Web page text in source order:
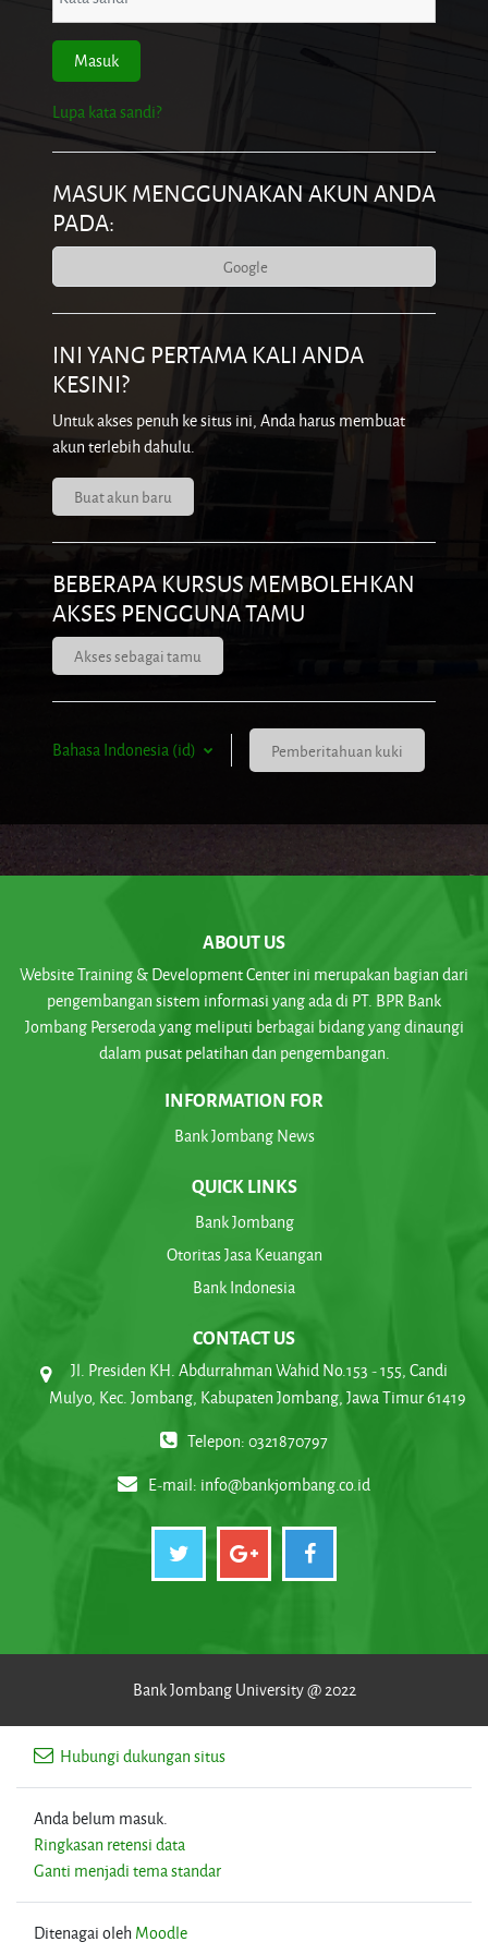
Masuk
Lupa kata sandi?
MASUK MENGGUNAKAN AKUN ANDA
PADA:
Google
INI YANG PERTAMA KALI ANDA
KESINI?
Untuk akses penuh ke situs ini, Anda harus membuat
akun terlebih dahulu.
Buat akun baru
BEBERAPA KURSUS MEMBOLEHKAN
AKSES PENGGUNA TAMU
Akses sebagai tamu
Bahasa Indonesia ‎(id)‎ Pemberitahuan kuki
ABOUT US
Website Training & Development Center ini merupakan bagian dari
pengembangan sistem informasi yang ada di PT. BPR Bank
Jombang Perseroda yang meliputi berbagai bidang yang dinaungi
dalam pusat pelatihan dan pengembangan.
INFORMATION FOR
Bank Jombang News
QUICK LINKS
Bank Jombang
Otoritas Jasa Keuangan
Bank Indonesia
CONTACT US
Jl. Presiden KH. Abdurrahman Wahid No.153 - 155, Candi
Mulyo, Kec. Jombang, Kabupaten Jombang, Jawa Timur 61419
Telepon: 0321870797
E-mail: info@bankjombang.co.id
Bank Jombang University @ 2022
Hubungi dukungan situs
Anda belum masuk.
Ringkasan retensi data
Ganti menjadi tema standar
Ditenagai olehMoodle